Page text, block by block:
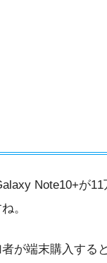
Note10+が
。
が端末購入する